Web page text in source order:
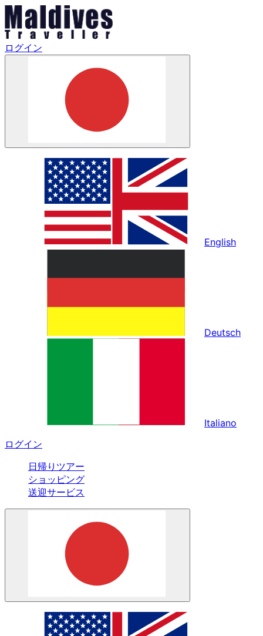
ログイン
English
Deutsch
Italiano
ログイン
日帰りツアー
ショッピング
送迎サービス